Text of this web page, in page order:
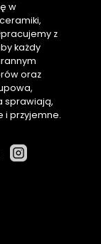
w
z
każdy
oraz
sprawiają,
i przyjemne.